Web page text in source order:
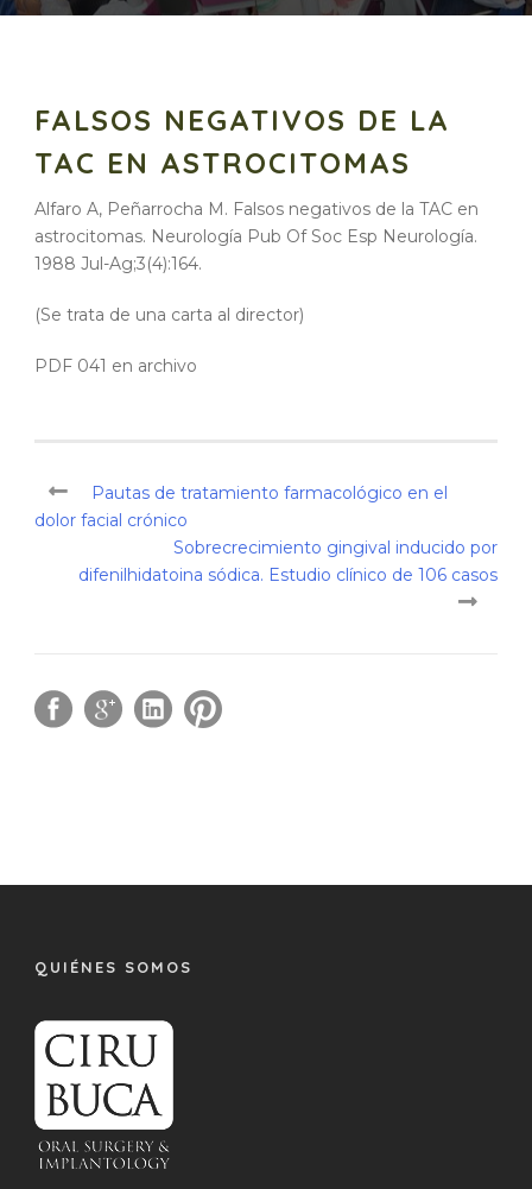
FALSOS NEGATIVOS DE LA
TAC EN ASTROCITOMAS
Alfaro A, Peñarrocha M. Falsos negativos de la TAC en
astrocitomas. Neurología Pub Of Soc Esp Neurología.
1988 Jul-Ag;3(4):164.
(Se trata de una carta al director)
PDF 041 en archivo
Pautas de tratamiento farmacológico en el
dolor facial crónico
Sobrecrecimiento gingival inducido por
difenilhidatoina sódica. Estudio clínico de 106 casos
QUIÉNES SOMOS